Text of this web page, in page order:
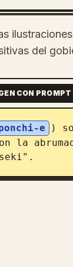
del
CON PROMPT
e )
la